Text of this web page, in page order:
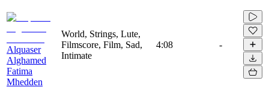
Alquaser
Alghamed
Fatima
Mhedden
World, Strings, Lute,
Filmscore, Film, Sad,
Intimate
4:08 -